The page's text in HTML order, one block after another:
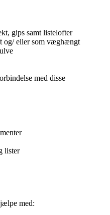
gips samt listelofter
og/ eller som væghængt
med disse
lister
med: